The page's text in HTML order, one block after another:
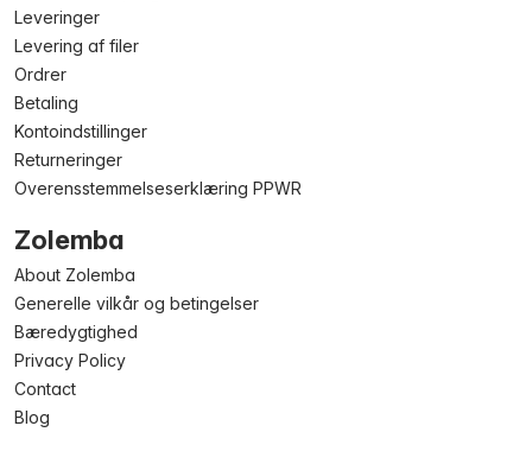
Leveringer
Levering af filer
Ordrer
Betaling
Kontoindstillinger
Returneringer
Overensstemmelseserklæring PPWR
Zolemba
About Zolemba
Generelle vilkår og betingelser
Bæredygtighed
Privacy Policy
Contact
Blog